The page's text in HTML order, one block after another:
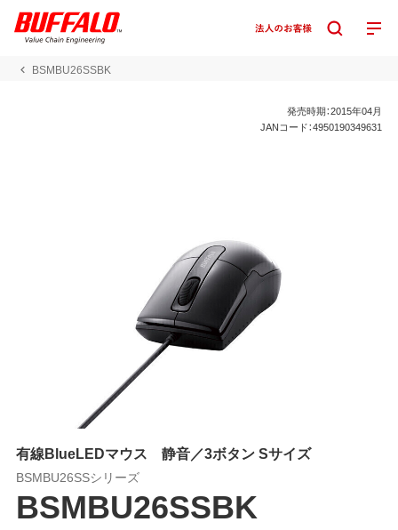
BSMBU26SSBK
発売時期：2015年04月
JANコード：4950190349631
有線BlueLEDマウス 静音／3ボタン Sサイズ
BSMBU26SSシリーズ
BSMBU26SSBK